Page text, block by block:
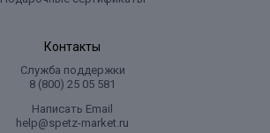
Контакты
Служба поддержки
8 (800) 25 05 581
Написать Email
help@spetz-market.ru